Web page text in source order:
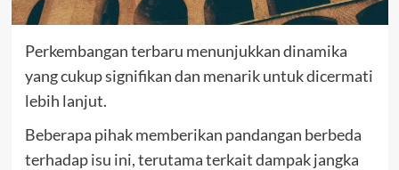
Perkembangan terbaru menunjukkan dinamika
yang cukup signifikan dan menarik untuk dicermati
lebih lanjut.
Beberapa pihak memberikan pandangan berbeda
terhadap isu ini, terutama terkait dampak jangka